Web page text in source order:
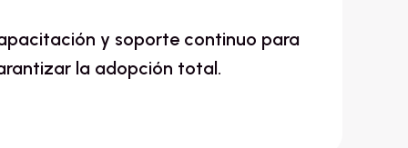
y soporte continuo para
la adopción total.